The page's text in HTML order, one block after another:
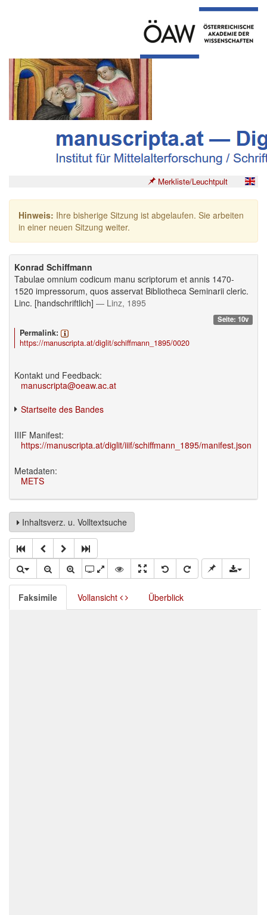
Merkliste/Leuchtpult
Hinweis: Ihre bisherige Sitzung ist abgelaufen. Sie arbeiten
in einer neuen Sitzung weiter.
Konrad Schiffmann
Tabulae omnium codicum manu scriptorum et annis 1470-
1520 impressorum, quos asservat Bibliotheca Seminarii cleric.
Linc. [handschriftlich] — Linz, 1895
Seite: 10v
Permalink:
https://manuscripta.at/diglit/schiffmann_1895/0020
Kontakt und Feedback:
manuscripta@oeaw.ac.at
Startseite des Bandes
IIIF Manifest:
https://manuscripta.at/diglit/iiif/schiffmann_1895/manifest.json
Metadaten:
METS
Inhaltsverz. u. Volltextsuche
Faksimile Vollansicht Überblick